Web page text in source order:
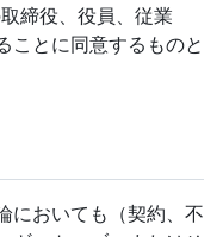
締役、役員、従業
ことに同意するものと
においても（契約、不